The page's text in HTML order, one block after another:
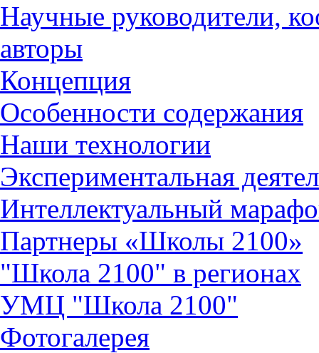
Научные руководители,
авторы
Концепция
Особенности содержания
Наши технологии
Экспериментальная
Интеллектуальный
Партнеры «Школы 2100»
"Школа 2100" в регионах
УМЦ "Школа 2100"
Фотогалерея